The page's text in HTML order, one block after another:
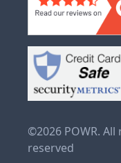
©2026 POWR. All
reserved